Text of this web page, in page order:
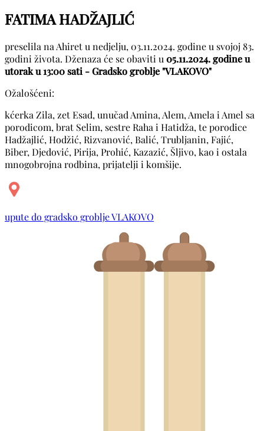
FATIMA HADŽAJLIĆ
preselila na Ahiret u nedjelju, 03.11.2024. godine u svojoj 83.
godini života. Dženaza će se obaviti u 05.11.2024. godine u
utorak u 13:00 sati - Gradsko groblje "VLAKOVO"
Ožalošćeni:
kćerka Zila, zet Esad, unučad Amina, Alem, Amela i Amel sa
porodicom, brat Selim, sestre Raha i Hatidža, te porodice
Hadžajlić, Hodžić, Rizvanović, Balić, Trubljanin, Fajić,
Biber, Djedović, Pirija, Prohić, Kazazić, Šljivo, kao i ostala
mnogobrojna rodbina, prijatelji i komšije.
upute do gradsko groblje VLAKOVO